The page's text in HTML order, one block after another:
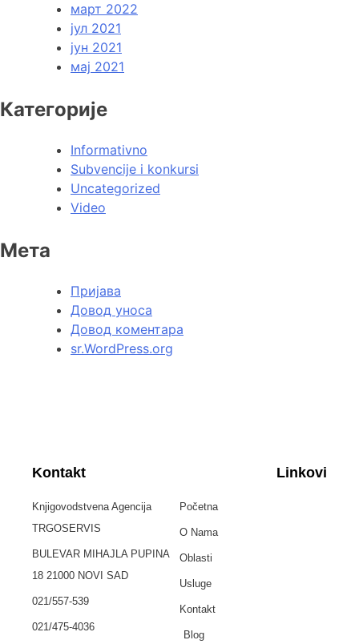
март 2022
јул 2021
јун 2021
мај 2021
Категорије
Informativno
Subvencije i konkursi
Uncategorized
Video
Мета
Пријава
Довод уноса
Довод коментара
sr.WordPress.org
Kontakt
Knjigovodstvena Agencija
TRGOSERVIS
BULEVAR MIHAJLA PUPINA
18 21000 NOVI SAD
021/557-539
021/475-4036
Linkovi
Početna
O Nama
Oblasti
Usluge
Kontakt
Blog